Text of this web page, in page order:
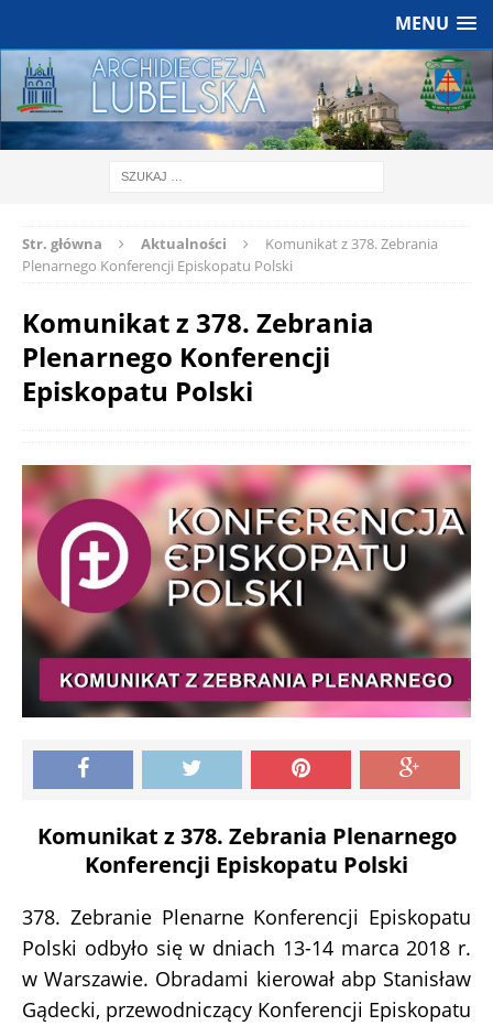
MENU
Str. główna Aktualności
Komunikat z 378. Zebrania
Plenarnego Konferencji Episkopatu Polski
Komunikat z 378. Zebrania
Plenarnego Konferencji
Episkopatu Polski
Komunikat z 378. Zebrania Plenarnego
Konferencji Episkopatu Polski
378. Zebranie Plenarne Konferencji Episkopatu
Polski odbyło się w dniach 13-14 marca 2018 r.
w Warszawie. Obradami kierował abp Stanisław
Gądecki, przewodniczący Konferencji Episkopatu